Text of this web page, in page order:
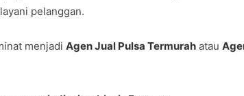
pelanggan.
menjadi Agen Jual Pulsa Termurah atau